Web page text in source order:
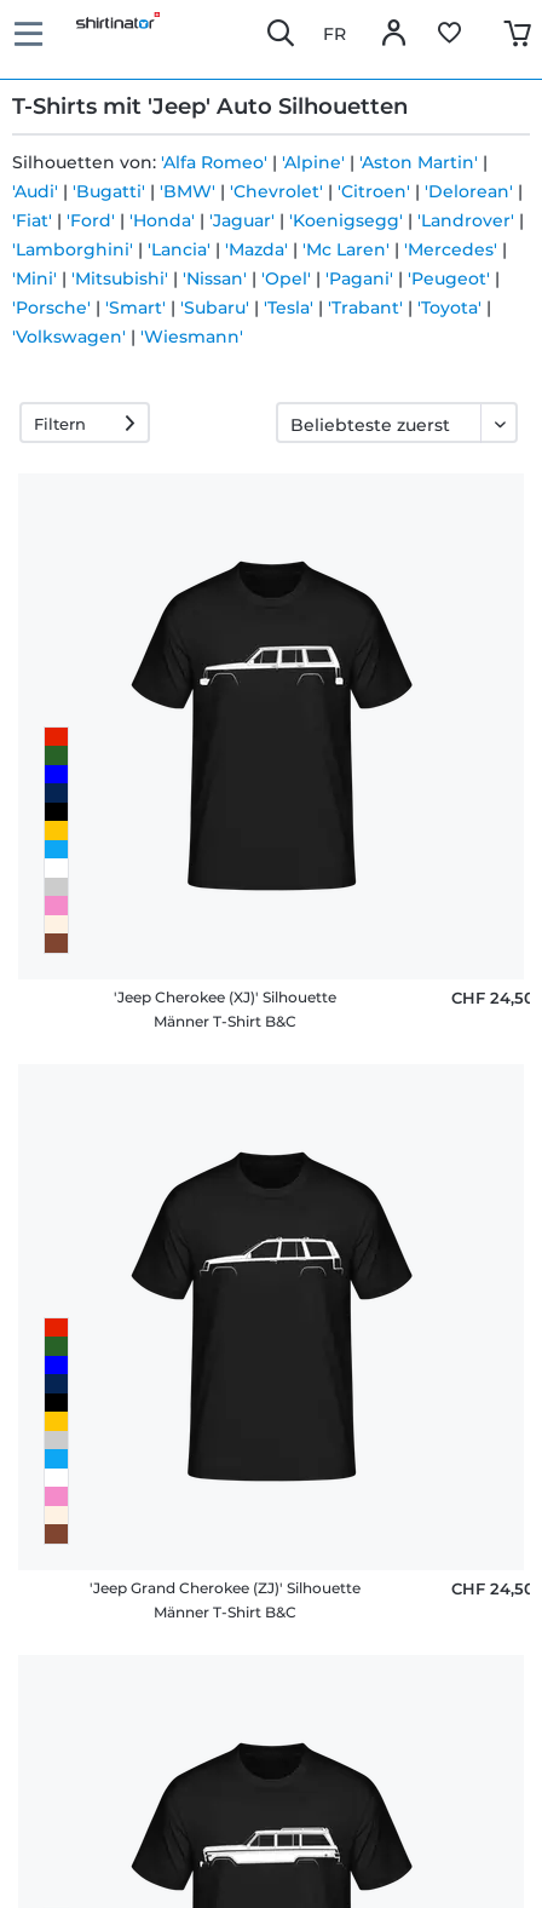
FR
T-Shirts mit 'Jeep' Auto Silhouetten
Schnelle
Lieferung
30 Tage
Rückgaberecht
Silhouetten von: 'Alfa Romeo' | 'Alpine' | 'Aston Martin' |
'Audi' | 'Bugatti' | 'BMW' | 'Chevrolet' | 'Citroen' | 'Delorean' |
'Fiat' | 'Ford' | 'Honda' | 'Jaguar' | 'Koenigsegg' | 'Landrover' |
'Lamborghini' | 'Lancia' | 'Mazda' | 'Mc Laren' | 'Mercedes' |
'Mini' | 'Mitsubishi' | 'Nissan' | 'Opel' | 'Pagani' | 'Peugeot' |
'Porsche' | 'Smart' | 'Subaru' | 'Tesla' | 'Trabant' | 'Toyota' |
'Volkswagen' | 'Wiesmann'
Filtern
'Jeep Cherokee (XJ)' Silhouette
Männer T-Shirt B&C
CHF 24,50
'Jeep Grand Cherokee (ZJ)' Silhouette
Männer T-Shirt B&C
CHF 24,50